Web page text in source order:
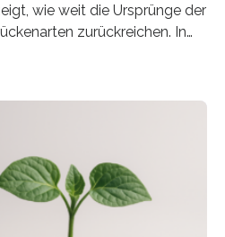
wie weit die Ursprünge der
zurückreichen. In
bekannte Stechmücken-
und hat sich in
erhalten. Es konnte als neue
werden und trägt
primaevus. Dieser erste
in Bernstein
Fossilfund einer